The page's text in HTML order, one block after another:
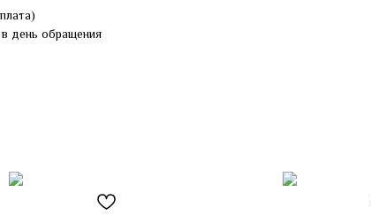
день обращения